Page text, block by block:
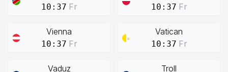
10:37 Fr 10:37 Fr
Vienna
10:37 Fr
Vatican
10:37 Fr
Vaduz Troll